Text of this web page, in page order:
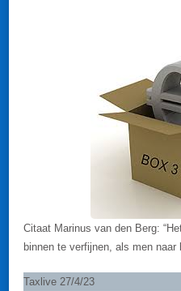
Citaat Marinus van den Berg:
binnen te verfijnen, als men naar
Taxlive 27/4/23